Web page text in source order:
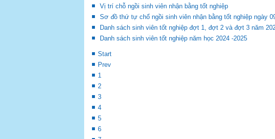
Vị trí chỗ ngồi sinh viên nhận bằng tốt nghiệp
Sơ đồ thứ tự chổ ngồi sinh viên nhận bằng tốt nghiệp ngày
Danh sách sinh viên tốt nghiệp đợt 1, đợt 2 và đợt 3 năm
Danh sách sinh viên tốt nghiệp năm học 2024 -2025
Start
Prev
1
2
3
4
5
6